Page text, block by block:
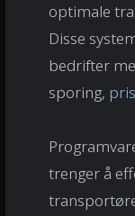
optimale
Disse
bedrifter
sporing,
trenger å